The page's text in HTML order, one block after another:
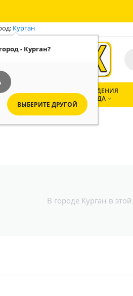
Курган
- Курган?
ВЫБЕРИТЕ ДРУГОЙ
ВСЕ
КАТЕГОРИИ
ЗАВЕДЕНИЯ
ГОРОДА 
В городе Курган в